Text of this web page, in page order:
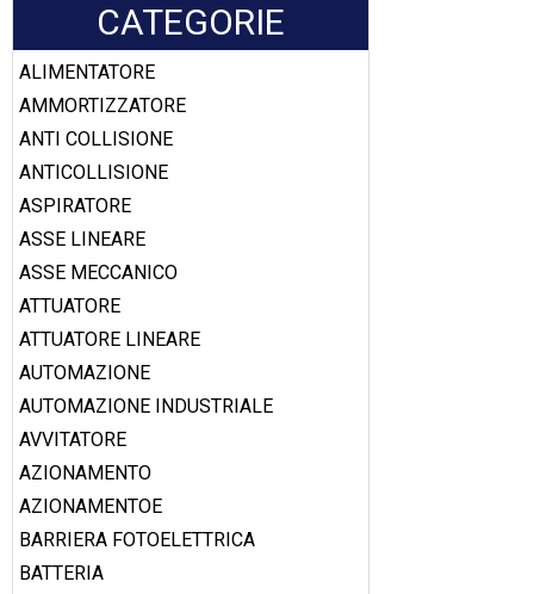
CATEGORIE
ALIMENTATORE
AMMORTIZZATORE
ANTI COLLISIONE
ANTICOLLISIONE
ASPIRATORE
ASSE LINEARE
ASSE MECCANICO
ATTUATORE
ATTUATORE LINEARE
AUTOMAZIONE
AUTOMAZIONE INDUSTRIALE
AVVITATORE
AZIONAMENTO
AZIONAMENTOE
BARRIERA FOTOELETTRICA
BATTERIA